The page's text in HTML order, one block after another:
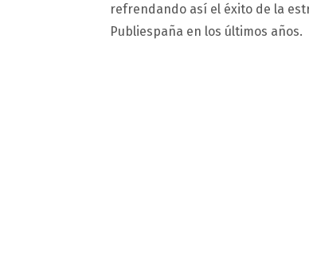
refrendando así el éxito de la
Publiespaña en los últimos años.